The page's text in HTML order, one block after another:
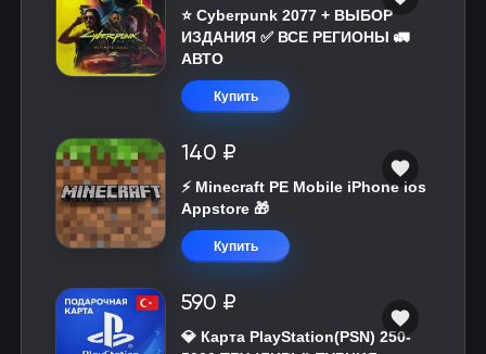
⭐ Cyberpunk 2077 + ВЫБОР
ИЗДАНИЯ ✅ ВСЕ РЕГИОНЫ 🚛
АВТО
Купить
140 ₽
⚡️ Minecraft PE Mobile iPhone ios
Appstore 🎁
Купить
590 ₽
💎 Карта PlayStation(PSN) 250-